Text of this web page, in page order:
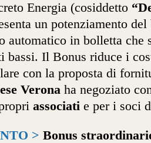
Energia (cosiddetto
un potenziamento
automatico in bolletta che
bassi. Il Bonus riduce i
con la proposta di
Verona ha negoziato
associati e per i soci
> Bonus